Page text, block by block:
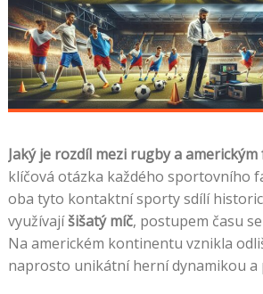
Jaký je rozdíl mezi rugby a
klíčová otázka každého sportovního
oba tyto kontaktní sporty sdílí
využívajíšišatý míč, postupem času
Na americkém kontinentu vznikla
naprosto unikátní herní dynamikou a